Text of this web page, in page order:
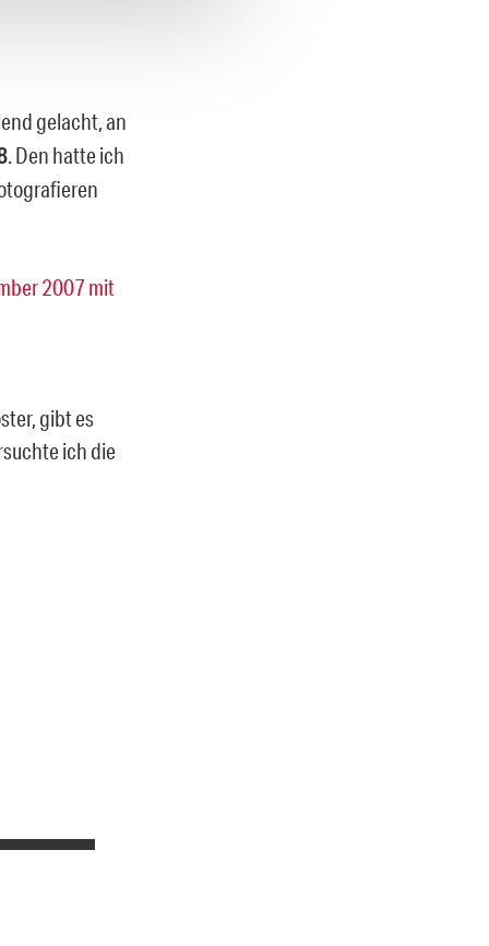
gelacht, an
. Den hatte ich
2007 mit
gibt es
ich die